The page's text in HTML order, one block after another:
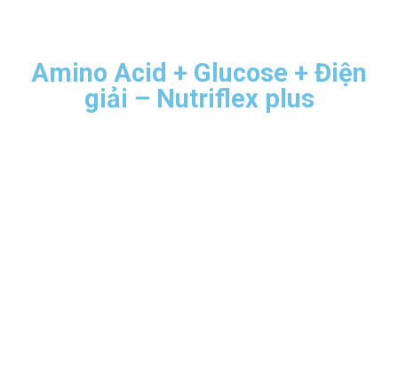
Amino Acid + Glucose + Điện
giải – Nutriflex plus